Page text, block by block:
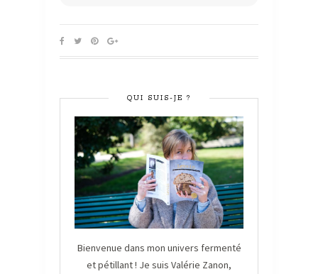
QUI SUIS-JE ?
Bienvenue dans mon univers fermenté
et pétillant ! Je suis Valérie Zanon,